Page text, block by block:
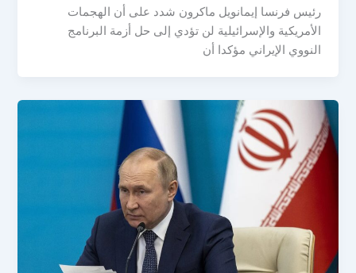
رئيس فرنسا إيمانويل ماكرون شدد على أن الهجمات
الأمريكية والإسرائيلية لن تؤدي إلى حل أزمة البرنامج
النووي الإيراني مؤكدا أن